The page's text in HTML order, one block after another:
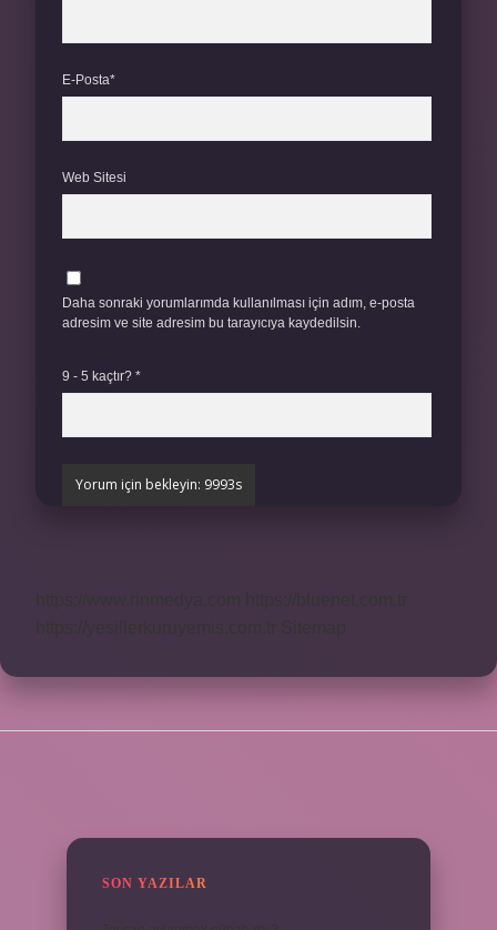
E-Posta*
Web Sitesi
Daha sonraki yorumlarımda kullanılması için adım, e-posta
adresim ve site adresim bu tarayıcıya kaydedilsin.
9 - 5 kaçtır? *
SON YAZILAR